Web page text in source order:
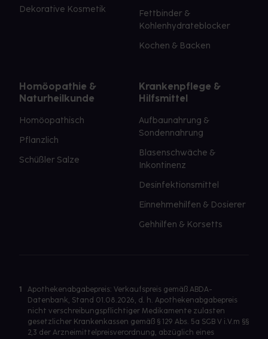
Dekorative Kosmetik
Fettbinder &
Kohlenhydrateblocker
Kochen & Backen
Homöopathie &
Naturheilkunde
Homöopathisch
Pflanzlich
Schüßler Salze
Krankenpflege &
Hilfsmittel
Aufbaunahrung &
Sondennahrung
Blasenschwäche &
Inkontinenz
Desinfektionsmittel
Einnehmehilfen & Dosierer
Gehhilfen & Korsetts
1
Apothekenabgabepreis: Verkaufspreis gemäß ABDA-
Datenbank, Stand 01.08.2026, d. h. Apothekenabgabepreis
nicht verschreibungspflichtiger Medikamente zulasten
gesetzlicher Krankenkassen gemäß § 129 Abs. 5a SGB V i.V.m §§
2,3 der Arzneimittelpreisverordnung, abzüglich eines